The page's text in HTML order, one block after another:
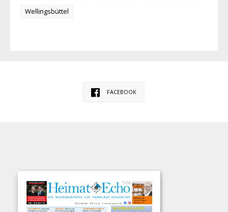
Wellingsbüttel
FACEBOOK